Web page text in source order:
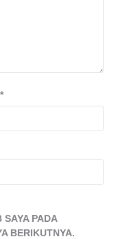
*
PADA
BERIKUTNYA.